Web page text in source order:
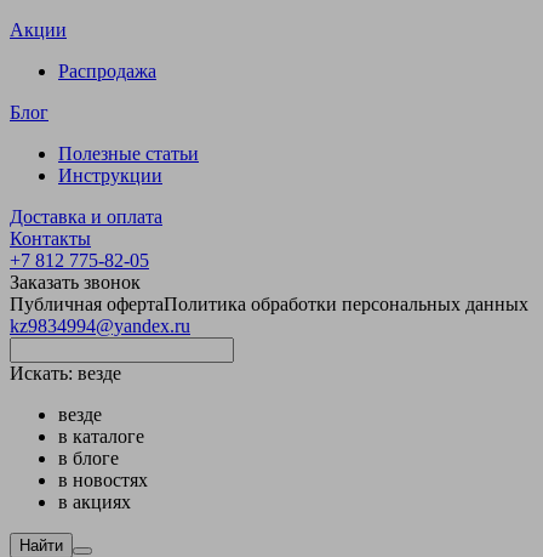
Акции
Распродажа
Блог
Полезные статьи
Инструкции
Доставка и оплата
Контакты
+7 812 775-82-05
Заказать звонок
Публичная офертаПолитика обработки персональных данных
kz9834994@yandex.ru
Искать: везде
везде
в каталоге
в блоге
в новостях
в акциях
Найти